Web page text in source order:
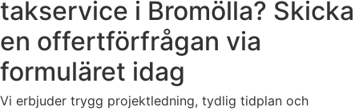
takservice i Bromölla? Skicka
en offertförfrågan via
formuläret idag
Vi erbjuder trygg projektledning, tydlig tidplan och